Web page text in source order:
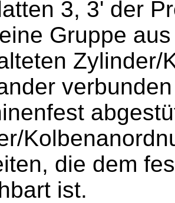
3, 3' der
Gruppe
Zylinder/
die dem
ist.